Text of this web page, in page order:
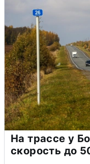
На трассе у
скорость до